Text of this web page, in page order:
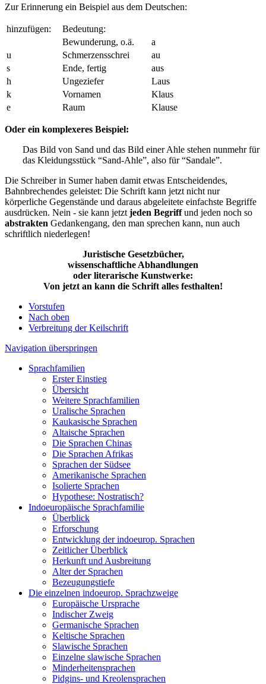
Zur Erinnerung ein Beispiel aus dem Deutschen:
hinzufügen:
Bedeutung:
Bewunderung, o.ä.
a
u
Schmerzensschrei
au
s
Ende, fertig
aus
h
Ungeziefer
Laus
k
Vornamen
Klaus
e
Raum Klause
Oder ein komplexeres Beispiel:
Das Bild von Sand und das Bild einer Ahle stehen nunmehr für
das Kleidungsstück “Sand-Ahle”, also für “Sandale”.
Die Schreiber in Sumer haben damit etwas Entscheidendes,
Bahnbrechendes geleistet: Die Schrift kann jetzt nicht nur
körperliche Gegenstände und daraus abgeleitete einfachste Begriffe
ausdrücken. Nein - sie kann jetzt jeden Begriffund jeden noch so
abstrakten Gedankengang, den man sprechen kann, nun auch
schriftlich niederlegen!
Juristische Gesetzbücher,
wissenschaftliche Abhandlungen
oder literarische Kunstwerke:
Von jetzt an kann die Schrift alles festhalten!
Vorstufen
Nach oben
Verbreitung der Keilschrift
Navigation überspringen
Sprachfamilien
Erster Einstieg
Übersicht
Weitere Sprachfamilien
Uralische Sprachen
Kaukasische Sprachen
Altaische Sprachen
Die Sprachen Chinas
Die Sprachen Afrikas
Sprachen der Südsee
Amerikanische Sprachen
Isolierte Sprachen
Hypothese: Nostratisch?
Indoeuropäische Sprachfamilie
Überblick
Erforschung
Entwicklung der indoeurop. Sprachen
Zeitlicher Überblick
Herkunft und Ausbreitung
Alter der Sprachen
Bezeugungstiefe
Die einzelnen indoeurop. Sprachzweige
Europäische Ursprache
Indischer Zweig
Germanische Sprachen
Keltische Sprachen
Slawische Sprachen
Einzelne slawische Sprachen
Minderheitensprachen
Pidgins- und Kreolensprachen